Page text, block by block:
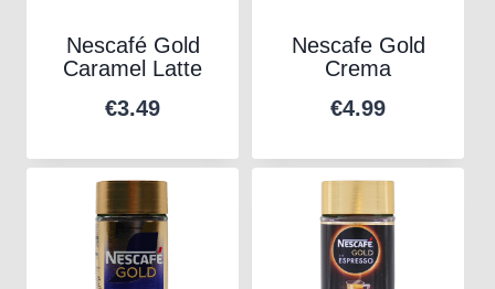
Nescafé Gold
Caramel Latte
€3.49
Nescafe Gold
Crema
€4.99